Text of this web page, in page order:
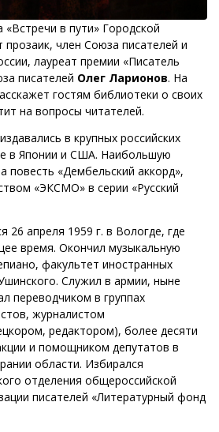
в пути» Городской
член Союза писателей и
лауреат премии «Писатель
писателей Олег Ларионов. На
гостям библиотеки о своих
на вопросы читателей.
в крупных российских
в Японии и США. Наибольшую
повесть «Дембельский аккорд»,
«ЭКСМО» в серии «Русский
26 апреля 1959 г. в Вологде, где
время. Окончил музыкальную
факультет иностранных
Служил в армии, ныне
переводчиком в группах
журналистом
редактором), более десяти
и помощником депутатов в
области. Избирался
отделения общероссийской
писателей «Литературный фонд